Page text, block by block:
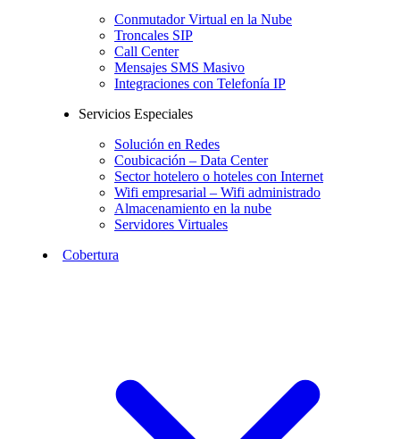
Conmutador Virtual en la Nube
Troncales SIP
Call Center
Mensajes SMS Masivo
Integraciones con Telefonía IP
Servicios Especiales
Solución en Redes
Coubicación – Data Center
Sector hotelero o hoteles con Internet
Wifi empresarial – Wifi administrado
Almacenamiento en la nube
Servidores Virtuales
Cobertura